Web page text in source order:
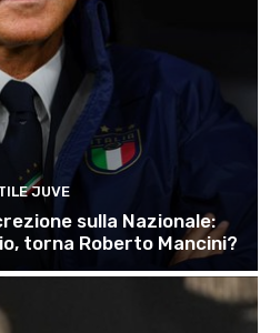
JUVE
sulla Nazionale:
torna Roberto Mancini?